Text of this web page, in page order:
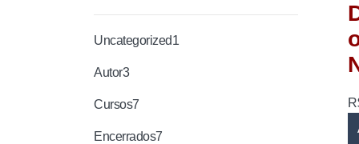
Uncategorized1
Autor3
Cursos7
Encerrados7